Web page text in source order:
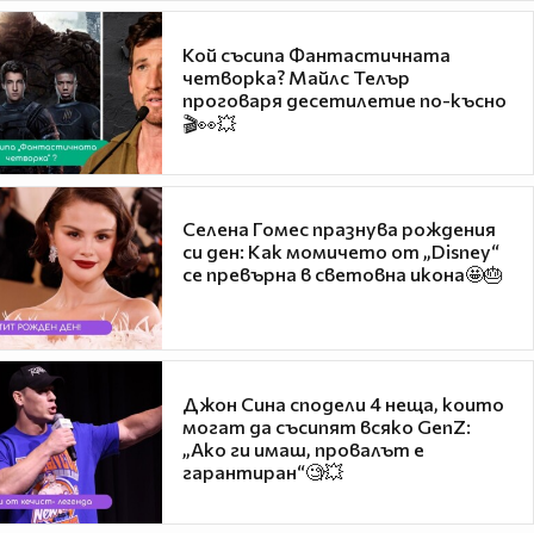
Кой съсипа Фантастичната
четворка? Майлс Телър
проговаря десетилетие по-късно
🎬👀💥
Селена Гомес празнува рождения
си ден: Как момичето от „Disney“
се превърна в световна икона🤩🎂
Джон Сина сподели 4 неща, които
могат да съсипят всяко GenZ:
„Ако ги имаш, провалът е
гарантиран“🧐💥